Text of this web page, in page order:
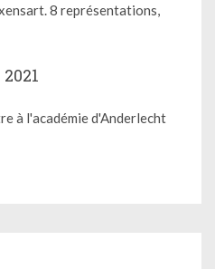
8 représentations,
à l'académie d'Anderlecht